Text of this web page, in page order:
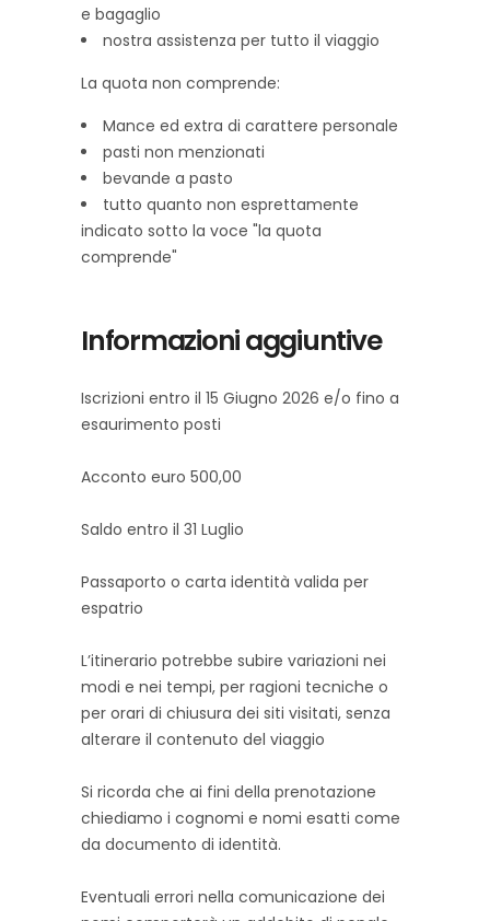
e bagaglio
nostra assistenza per tutto il viaggio
La quota non comprende:
Mance ed extra di carattere personale
pasti non menzionati
bevande a pasto
tutto quanto non esprettamente
indicato sotto la voce "la quota
comprende"
Informazioni aggiuntive
Iscrizioni entro il 15 Giugno 2026 e/o fino a
esaurimento posti
Acconto euro 500,00
Saldo entro il 31 Luglio
Passaporto o carta identità valida per
espatrio
L’itinerario potrebbe subire variazioni nei
modi e nei tempi, per ragioni tecniche o
per orari di chiusura dei siti visitati, senza
alterare il contenuto del viaggio
Si ricorda che ai fini della prenotazione
chiediamo i cognomi e nomi esatti come
da documento di identità.
Eventuali errori nella comunicazione dei